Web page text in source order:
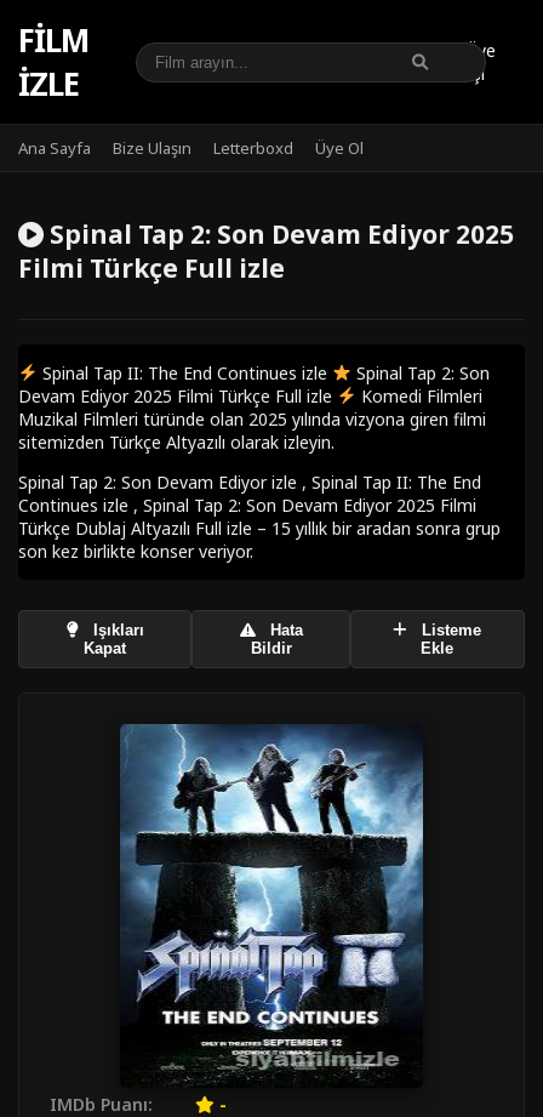
FILM
IZLE
Üye
Girişi
Ana Sayfa Bize Ulaşın Letterboxd Üye Ol
Spinal Tap 2: Son Devam Ediyor 2025
Filmi Türkçe Full izle
Spinal Tap II: The End Continues izle
Spinal Tap 2: Son
Devam Ediyor 2025 Filmi Türkçe Full izle
Komedi Filmleri
Muzikal Filmleri türünde olan 2025 yılında vizyona giren filmi
sitemizden Türkçe Altyazılı olarak izleyin.
Spinal Tap 2: Son Devam Ediyor izle , Spinal Tap II: The End
Continues izle , Spinal Tap 2: Son Devam Ediyor 2025 Filmi
Türkçe Dublaj Altyazılı Full izle – 15 yıllık bir aradan sonra grup
son kez birlikte konser veriyor.
Işıkları
Kapat
Hata
Bildir
Listeme
Ekle
IMDb Puanı:
-